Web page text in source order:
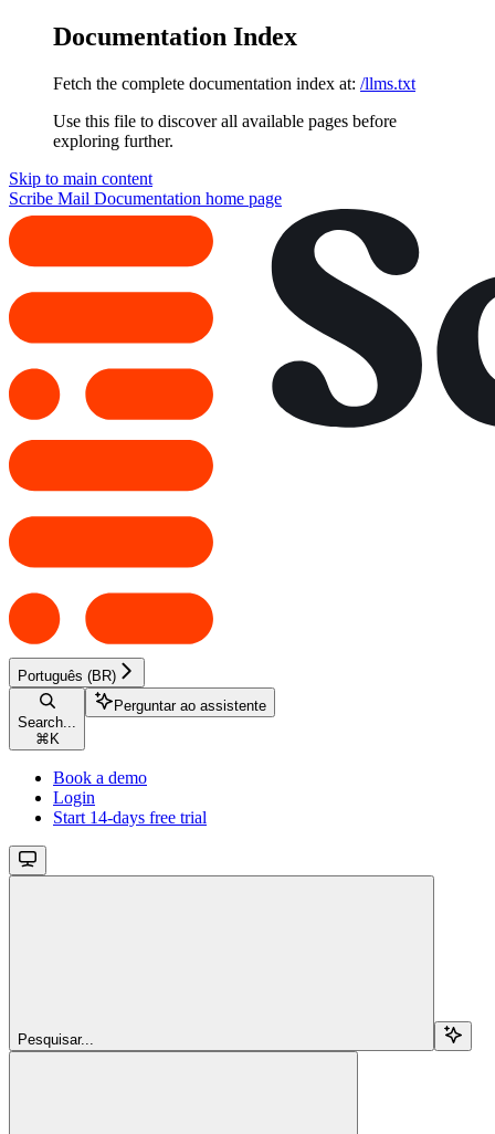
Documentation Index
Fetch the complete documentation index at: /llms.txt
Use this file to discover all available pages before
exploring further.
Skip to main content
Scribe Mail Documentation home page
Português (BR)
Search...
⌘ K
Perguntar ao assistente
Book a demo
Login
Start 14-days free trial
Pesquisar...